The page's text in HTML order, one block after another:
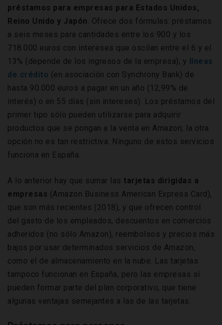
préstamos para empresas para Estados Unidos,
Reino Unido y Japón. Ofrece dos fórmulas: préstamos
a seis meses para cantidades entre los 900 y los
718.000 euros con intereses que oscilan entre el 6 y el
13% (depende de los ingresos de la empresa); y líneas
de crédito (en asociación con Synchrony Bank) de
hasta 90.000 euros a pagar en un año (12,99% de
interés) o en 55 días (sin intereses). Los préstamos del
primer tipo sólo pueden utilizarse para adquirir
productos que se pongan a la venta en Amazon; la otra
opción no es tan restrictiva. Ninguno de estos servicios
funciona en España.
A lo anterior hay que sumar las tarjetas dirigidas a
empresas (Amazon Business American Express Card),
que son más recientes (2018), y que ofrecen control
del gasto de los empleados, descuentos en comercios
adheridos (no sólo Amazon), reembolsos y precios más
bajos por usar determinados servicios de Amazon,
como el de almacenamiento en la nube. Las tarjetas
tampoco funcionan en España, pero las empresas sí
pueden formar parte del plan corporativo, que tiene
algunas ventajas semejantes a las de las tarjetas.